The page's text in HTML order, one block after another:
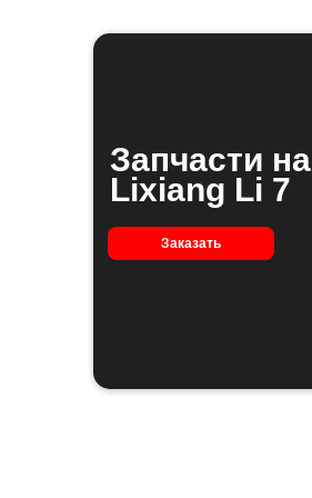
Запчасти на
Lixiang Li 7
Заказать